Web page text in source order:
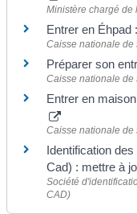
Ministère chargé de
Entrer en Éhpad
Caisse nationale de
Préparer son
Caisse nationale de
Entrer en
Caisse nationale de
Identification
Cad) : mettre à
Société
CAD)